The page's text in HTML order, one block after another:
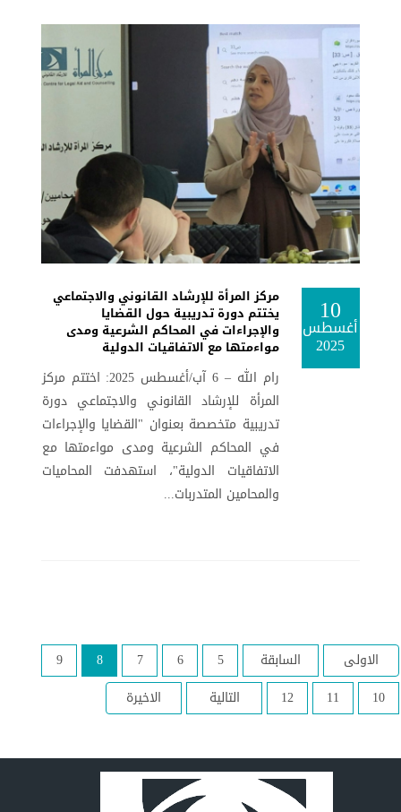
10
أغسطس
2025
مركز المرأة للإرشاد القانوني والاجتماعي
يختتم دورة تدريبية حول القضايا
والإجراءات في المحاكم الشرعية ومدى
مواءمتها مع الاتفاقيات الدولية
رام الله – 6 آب/أغسطس 2025: اختتم مركز
المرأة للإرشاد القانوني والاجتماعي دورة
تدريبية متخصصة بعنوان "القضايا والإجراءات
في المحاكم الشرعية ومدى مواءمتها مع
الاتفاقيات الدولية"، استهدفت المحاميات
والمحامين المتدربات...
الاولى السابقة
التالية الاخيرة